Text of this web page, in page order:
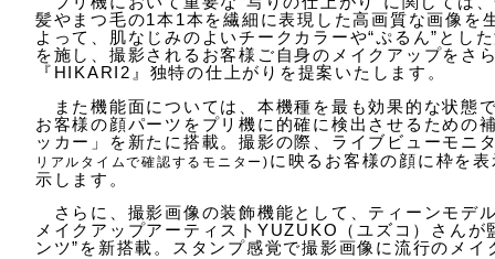
髪やまつ毛の1本1本を繊細に表現した高画質な画像を
よって、肌なじみのよいチークカラーや“ぷるん”とし
を施し、撮影されるお客様ご自身のメイクアップをさ
『HIKARI2』独特の仕上がりを提案いたします。
また機能面については、本機種を最も効果的な状態
お客様の顔パーツをプリ機に的確に検出させるための
ッカー」を新たに搭載。撮影の際、ライブビューモニ
リアルタイムで確認するモニター) に映るお客様の顔に枠を
示します。
さらに、撮影画像の装飾機能として、ティーンモデ
メイクアップアーティストYUZUKO（ユズコ）さんが
ンツ”を新搭載。スタンプ感覚で撮影画像に流行のメ